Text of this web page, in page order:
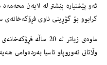
ئه‌و پێشنیاره‌ پێشتر له‌ لایه‌ن
كرابوو بۆ گۆڕینى ناوى فڕۆكه‌خانه‌ى
ماوه‌ى زیاتر له‌ 20
وڵاتانى ئه‌وروپاو ئاسیا به‌رده‌وامى